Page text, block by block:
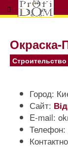
Строительство
Город:
Сайт:
E-mail:
Телефон: